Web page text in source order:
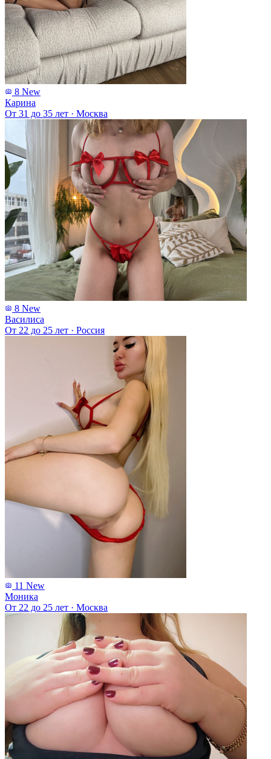
8 New
Карина
От 31 до 35 лет · Москва
8 New
Василиса
От 22 до 25 лет · Россия
11 New
Моника
От 22 до 25 лет · Москва